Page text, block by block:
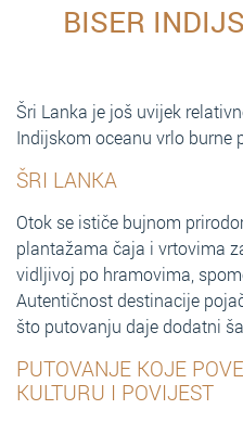
BISER
Šri Lanka je još uvijek
Indijskom oceanu vrlo burne
ŠRI LANKA
Otok se ističe bujnom
plantažama čaja i vrtovima
vidljivoj po hramovima,
Autentičnost destinacije
što putovanju daje dodatni
PUTOVANJE KOJE
KULTURU I POVIJEST